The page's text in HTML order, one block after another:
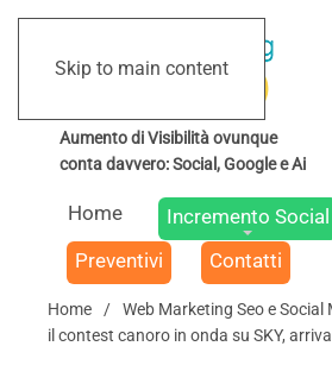
Skip to main content
Home Incremento Social
Preventivi
Contatti
Home Web Marketing Seo e
il contest canoro in onda su SKY,